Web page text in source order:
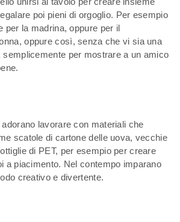
poi pieni di orgoglio. Per esempio
per la madrina, oppure per il
oppure così, senza che vi sia una
per mostrare a un amico
lavorare con materiali che
scatole di cartone delle uova, vecchie
di PET, per esempio per creare
a piacimento. Nel contempo imparano
creativo e divertente.